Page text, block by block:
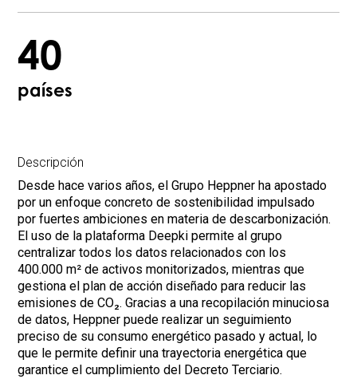
40
países
Descripción
Desde hace varios años, el Grupo Heppner ha apostado
por un enfoque concreto de sostenibilidad impulsado
por fuertes ambiciones en materia de descarbonización.
El uso de la plataforma Deepki permite al grupo
centralizar todos los datos relacionados con los
400.000 m² de activos monitorizados, mientras que
gestiona el plan de acción diseñado para reducir las
emisiones de CO₂. Gracias a una recopilación minuciosa
de datos, Heppner puede realizar un seguimiento
preciso de su consumo energético pasado y actual, lo
que le permite definir una trayectoria energética que
garantice el cumplimiento del Decreto Terciario.